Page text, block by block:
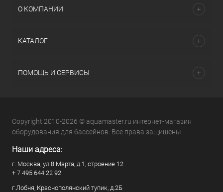
О КОМПАНИИ
КАТАЛОГ
ПОМОЩЬ И СЕРВИСЫ
Copyright 2010-2026 © aquamaster.ru интернет-магазин
оборудования для бассейнов. Все права защищены.
Наши адреса:
г. Москва, ул.8 Марта, д.1, строение 12
+ 7 495 644 22 92
г.Лобня, Краснополянский тупик, д.2Б